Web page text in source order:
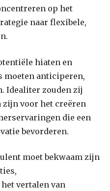
op het
naar flexibele,
hiaten en
moeten anticiperen,
Idealiter zouden zij
voor het creëren
die een
bevorderen.
moet bekwaam zijn
vertalen van